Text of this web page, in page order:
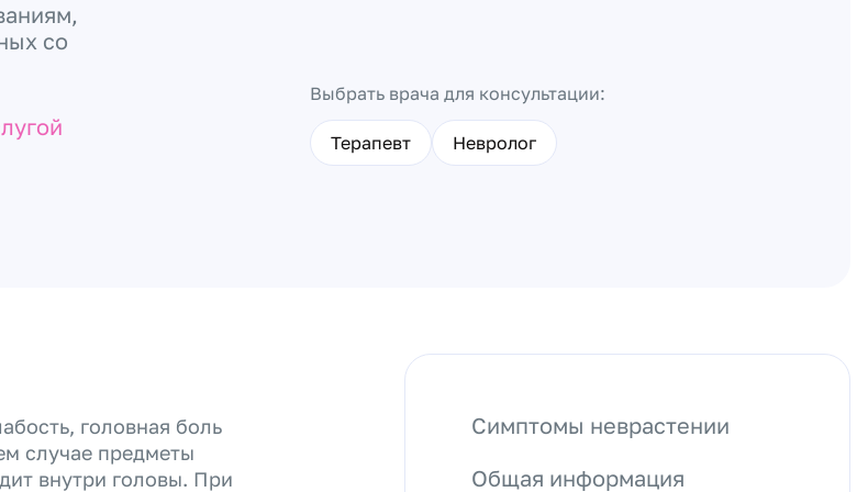
со
Выбрать врача для консультации:
Терапевт Невролог
головная боль
случае предметы
внутри головы. При
Симптомы неврастении
Общая информация